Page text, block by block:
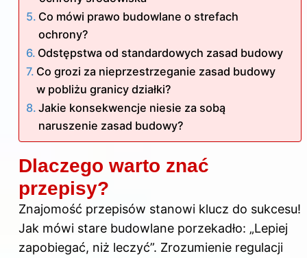
Co mówi prawo budowlane o strefach
ochrony?
Odstępstwa od standardowych zasad budowy
Co grozi za nieprzestrzeganie zasad budowy
w pobliżu granicy działki?
Jakie konsekwencje niesie za sobą
naruszenie zasad budowy?
Dlaczego warto znać
przepisy?
Znajomość przepisów stanowi klucz do sukcesu!
Jak mówi stare budowlane porzekadło: „Lepiej
zapobiegać, niż leczyć”. Zrozumienie regulacji